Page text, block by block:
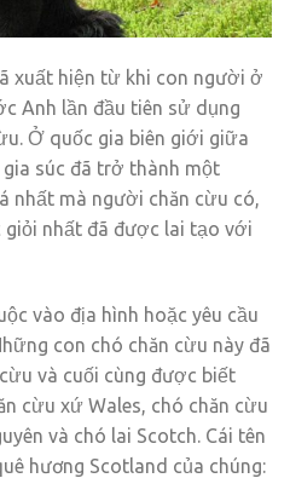
xuất hiện từ khi con người ở
Anh lần đầu tiên sử dụng
Ở quốc gia biên giới giữa
súc đã trở thành một
nhất mà người chăn cừu có,
nhất đã được lai tạo với
vào địa hình hoặc yêu cầu
con chó chăn cừu này đã
và cuối cùng được biết
cừu xứ Wales, chó chăn cừu
và chó lai Scotch. Cái tên
hương Scotland của chúng: